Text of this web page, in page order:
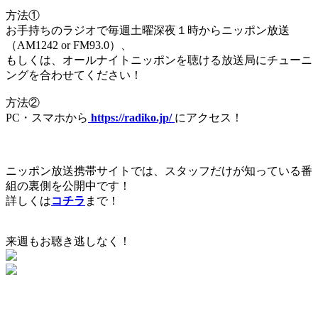
方法①
お手持ちのラジオで毎週土曜深夜１時からニッポン放送
（AM1242 or FM93.0）、
もしくは、オールナイトニッポンを聴ける放送局にチューニ
ングを合わせてください！
方法②
PC・スマホから https://radiko.jp/ にアクセス！
ニッポン放送携帯サイトでは、スタッフだけが知っている番
組の裏側を公開中です！
詳しくはコチラ まで！
来週もお聴き逃しなく！